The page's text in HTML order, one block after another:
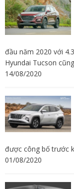
đầu năm 2020 với
Hyundai Tucson
14/08/2020
được công bố trước
01/08/2020